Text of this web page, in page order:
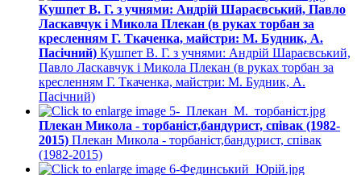
Кушпет В. Г. з учнями: Андрій Шараєвський, Павло
Ласкавчук і Микола Плекан (в руках торбан за
кресленням Г. Ткаченка, майстри: М. Будник, А.
Пасічний) Кушпет В. Г. з учнями: Андрій Шараєвський,
Павло Ласкавчук і Микола Плекан (в руках торбан за
кресленням Г. Ткаченка, майстри: М. Будник, А.
Пасічний)
Плекан Микола - торбаніст,бандурист, співак (1982-
2015) Плекан Микола - торбаніст,бандурист, співак
(1982-2015)